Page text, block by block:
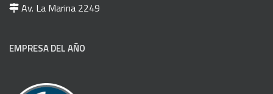
Av. La Marina 2249
EMPRESA DEL AÑO